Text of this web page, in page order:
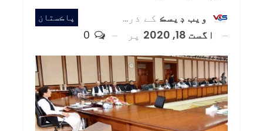
پاڪستان ويب ڊيسڪ کے ذریعہ
اگست 18, 2020
پر